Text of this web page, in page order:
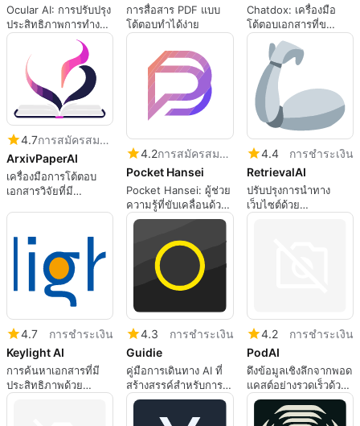
Ocular AI: การปรับปรุง
ประสิทธิภาพการทำงาน
ในที่ทำงาน
การสื่อสาร PDF แบบ
โต้ตอบทำได้ง่าย
Chatdox: เครื่องมือ
โต้ตอบเอกสารที่ข
powered โดย AI
4.7
การสมัครสมาชิก
ArxivPaperAI
เครื่องมือการโต้ตอบ
เอกสารวิจัยที่มี
4.2
การสมัครสมาชิก
Pocket Hansei
Pocket Hansei: ผู้ช่วย
ความรู้ที่ขับเคลื่อนด้วย
AI ของคุณ
4.4
การชำระเงิน
RetrievalAI
ปรับปรุงการนำทาง
เว็บไซต์ด้วย
RetrievalAI
4.7
การชำระเงิน
Keylight AI
การค้นหาเอกสารที่มี
ประสิทธิภาพด้วย
Keylight AI
4.3
การชำระเงิน
Guidie
คู่มือการเดินทาง AI ที่
สร้างสรรค์สำหรับการ
สำรวจเมือง
4.2
การชำระเงิน
PodAI
ดึงข้อมูลเชิงลึกจากพอด
แคสต์อย่างรวดเร็วด้วย
PodAI